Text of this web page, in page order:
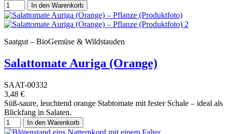
In den Warenkorb
Saatgut – BioGemüse & Wildstauden
Salattomate Auriga (Orange)
SAAT-00332
3,48 €
Süß-saure, leuchtend orange Stabtomate mit fester Schale – ideal als
Blickfang in Salaten.
In den Warenkorb